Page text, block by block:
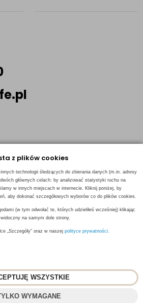
z plików cookies
technologii śledzących do zbierania danych (m.in. adresy
głównych celach: by analizować statystyki ruchu na
w innych miejscach w internecie. Kliknij poniżej, by
aby dokonać szczegółowych wyborów co do plików cookies.
(w tym odwołać te, których udzieliłeś wcześniej) klikając
na samym dole strony.
„Szczegóły” oraz w naszej polityce prywatności.
WSZYSTKIE
WYMAGANE
Coffee
sklepu:ebexo